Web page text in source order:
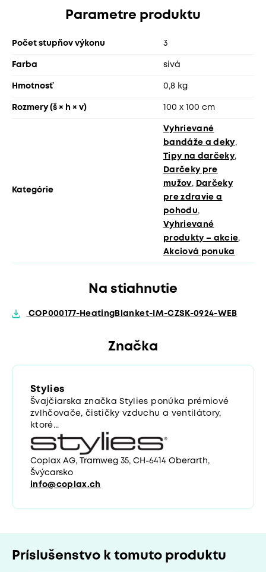
Parametre produktu
Počet stupňov výkonu 3
Farba sivá
Hmotnosť 0,8 kg
Rozmery (š × h × v) 100 x 100 cm
Kategórie
Vyhrievané
bandáže a deky,
Tipy na darčeky,
Darčeky pre
mužov, Darčeky
pre zdravie a
pohodu,
Vyhrievané
produkty – akcie,
Akciová ponuka
Na stiahnutie
COP000177-HeatingBlanket-IM-CZSK-0924-WEB
Značka
Stylies
Švajčiarska značka Stylies ponúka prémiové
zvlhčovače, čističky vzduchu a ventilátory,
ktoré...
Coplax AG, Tramweg 35, CH-6414 Oberarth,
Švýcarsko
info@coplax.ch
Príslušenstvo k tomuto produktu